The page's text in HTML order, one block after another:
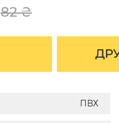
82₴
ПВХ